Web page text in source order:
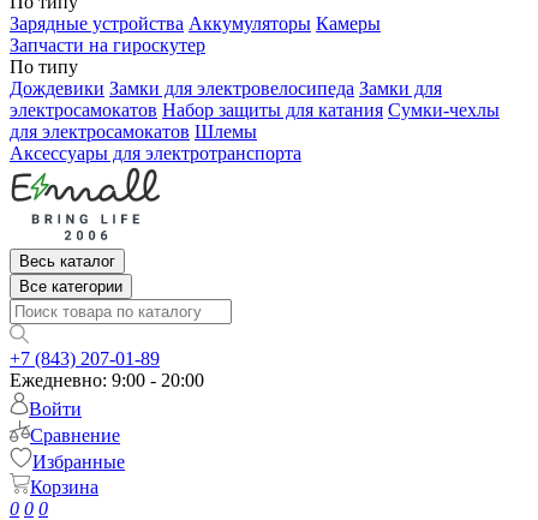
Зарядные устройства Аккумуляторы Камеры
Запчасти на гироскутер
По типу
Дождевики Замки для электровелосипеда Замки для
электросамокатов Набор защиты для катания Сумки-чехлы
для электросамокатов Шлемы
Аксессуары для электротранспорта
Весь каталог
Все категории
+7 (843) 207-01-89
Ежедневно: 9:00 - 20:00
Войти
Сравнение
Избранные
Корзина
0 0 0